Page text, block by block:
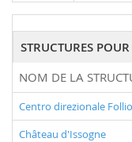
STRUCTURES
NOM DE LA
Centro direzionale
Château d'Issogne